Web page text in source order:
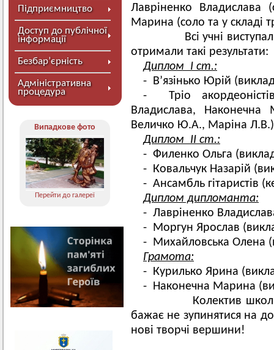
Підприємництво
Доступ до публічної
інформації
Безбар’єрність
Адміністративна
процедура
Випадкове фото
Перейти до галереї
Лавріненко Владислава
Марина (соло та у складі
Всі учні виступали у
отримали такі результати:
Диплом І ст.:
- В’язінько Юрій
- Тріо
Владислава, Наконечна
Величко Ю.А., Маріна Л.В.)
Диплом ІІ ст.:
- Филенко Ольга
- Ковальчук Назарій
- Ансамбль гітаристів
Диплом дипломанта:
- Лавріненко
- Моргун Ярослав
- Михайловська Олена
Грамота:
- Курилько Ярина
- Наконечна Марина
Колектив школи
бажає не зупинятися на
нові творчі вершини!